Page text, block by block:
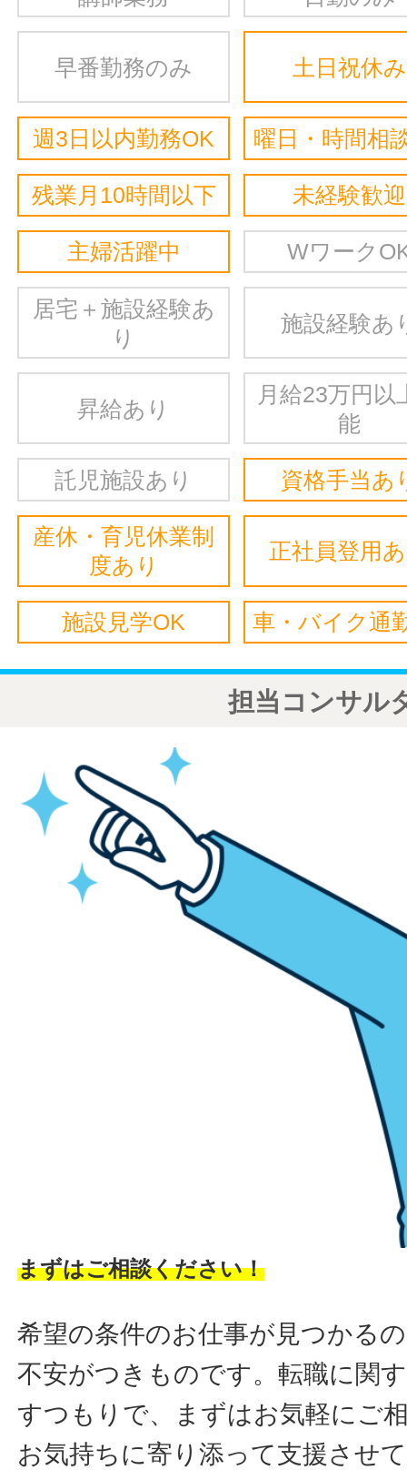
早番勤務のみ 土日祝休み
週3日以内勤務OK 曜日・時間相
残業月10時間以下 未経験歓迎
主婦活躍中 Wワーク
居宅＋施設経験あ
り
施設経験あ
昇給あり
月給23万円以
能
託児施設あり 資格手当あ
産休・育児休業制
度あり
正社員登用
施設見学OK 車・バイク通
担当コンサル
まずはご相談ください！
希望の条件のお仕事が見つかる
不安がつきものです。転職に関
すつもりで、まずはお気軽にご
お気持ちに寄り添って支援させ